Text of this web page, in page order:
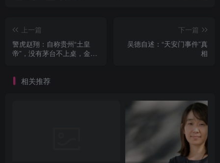
上一篇
警虎赵翔：自称贵州“土皇
帝”，没有茅台不上桌，金
下一篇
吴德自述：“天安门事件”真
相
相关推荐